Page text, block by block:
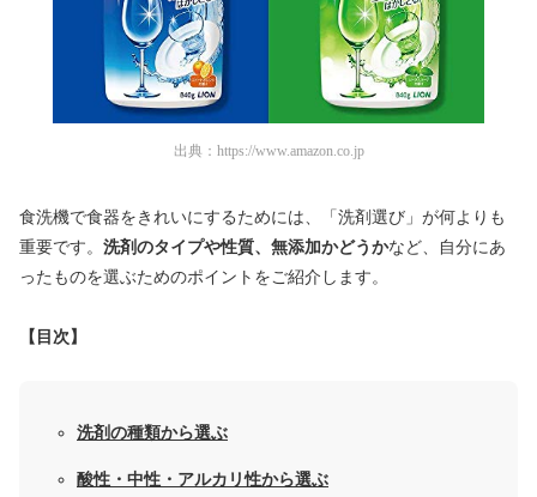
出典： https://www.amazon.co.jp
食洗機で食器をきれいにするためには、「洗剤選び」が何よりも
重要です。 洗剤のタイプや性質、無添加かどうかなど、自分にあ
ったものを選ぶためのポイントをご紹介します。
【目次】
洗剤の種類から選ぶ
酸性・中性・アルカリ性から選ぶ